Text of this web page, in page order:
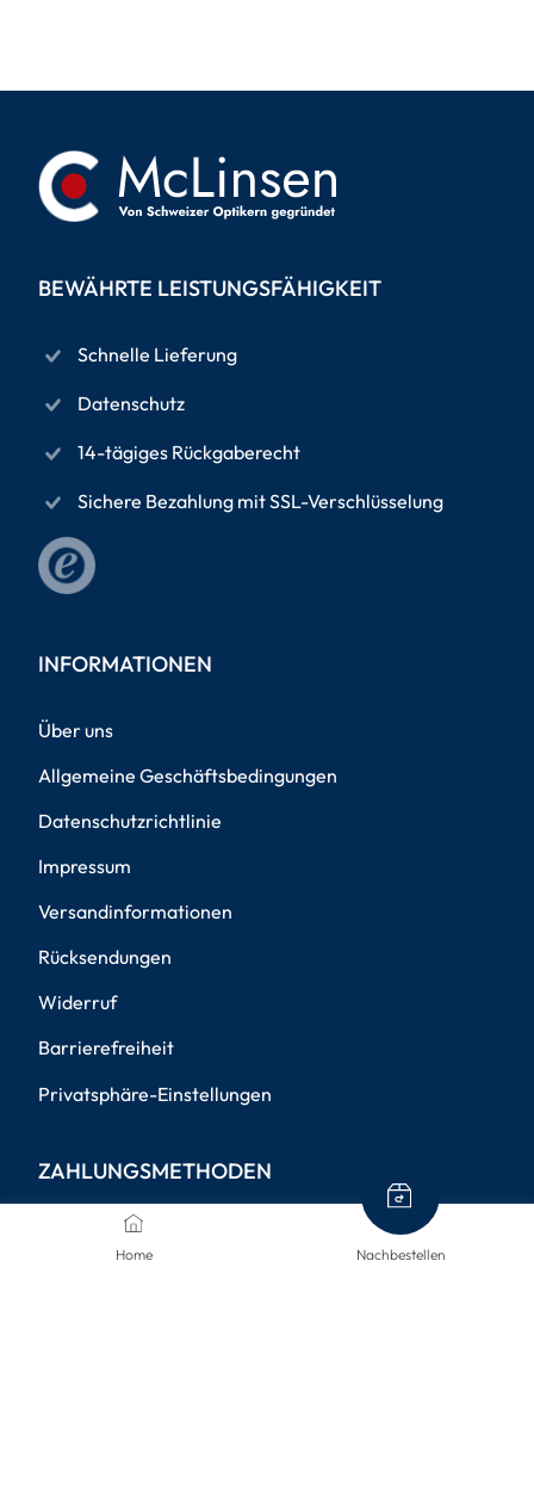
Home Nachbestellen
BEWÄHRTE LEISTUNGSFÄHIGKEIT
Schnelle Lieferung
Datenschutz
14-tägiges Rückgaberecht
Sichere Bezahlung mit SSL-Verschlüsselung
INFORMATIONEN
Über uns
Allgemeine Geschäftsbedingungen
Datenschutzrichtlinie
Impressum
Versandinformationen
Rücksendungen
Widerruf
Barrierefreiheit
Privatsphäre-Einstellungen
ZAHLUNGSMETHODEN